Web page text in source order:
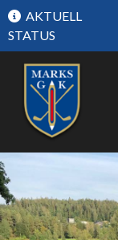
AKTUELL
STATUS